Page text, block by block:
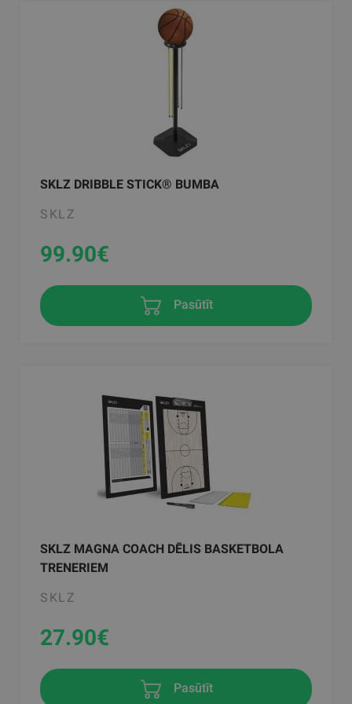
SKLZ DRIBBLE STICK® BUMBA
SKLZ
99.90€
Pasūtīt
SKLZ MAGNA COACH DĒLIS BASKETBOLA
TRENERIEM
SKLZ
27.90€
Pasūtīt